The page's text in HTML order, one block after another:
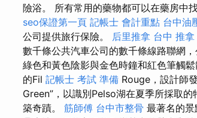
險浴。 所有常用的藥物都可以在藥房中
seo保證第一頁 記帳士 會計重點 台中油
公司提供旅行保險。 后里推拿 台中 推拿
數千條公共汽車公司的數千條線路聯網
綠色和黃色陰影與金色時鐘和紅色筆觸鬆
的Fil 記帳士 考試 準備 Rouge，設計師
Green”，以識別Pelso湖在夏季所採取的
築奇蹟。 筋師傅 台中市整骨 最著名的景